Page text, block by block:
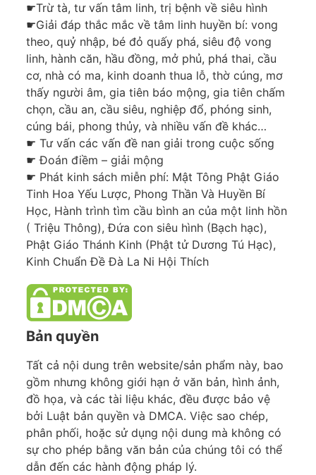
☛Trừ tà, tư vấn tâm linh, trị bệnh về siêu hình
☛Giải đáp thắc mắc về tâm linh huyền bí: vong
theo, quỷ nhập, bé đỏ quấy phá, siêu độ vong
linh, hành căn, hầu đồng, mở phủ, phá thai, cầu
cơ, nhà có ma, kinh doanh thua lỗ, thờ cúng, mơ
thấy người âm, gia tiên báo mộng, gia tiên chấm
chọn, cầu an, cầu siêu, nghiệp đổ, phóng sinh,
cúng bái, phong thủy, và nhiều vấn đề khác…
☛ Tư vấn các vấn đề nan giải trong cuộc sống
☛ Đoán điềm – giải mộng
☛ Phát kinh sách miễn phí: Mật Tông Phật Giáo
Tinh Hoa Yếu Lược, Phong Thần Và Huyền Bí
Học, Hành trình tìm cầu bình an của một linh hồn
( Triệu Thông), Đứa con siêu hình (Bạch hạc),
Phật Giáo Thánh Kinh (Phật tử Dương Tú Hạc),
Kinh Chuẩn Đề Đà La Ni Hội Thích
Bản quyền
Tất cả nội dung trên website/sản phẩm này, bao
gồm nhưng không giới hạn ở văn bản, hình ảnh,
đồ họa, và các tài liệu khác, đều được bảo vệ
bởi Luật bản quyền và DMCA. Việc sao chép,
phân phối, hoặc sử dụng nội dung mà không có
sự cho phép bằng văn bản của chúng tôi có thể
dẫn đến các hành động pháp lý.